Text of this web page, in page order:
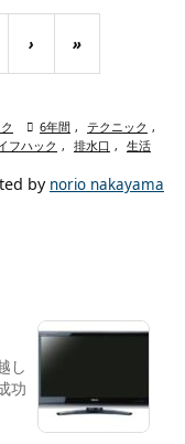
› »
 6年間 , テクニック ,
フハック , 排水口 , 生活
by norio nakayama
し
功